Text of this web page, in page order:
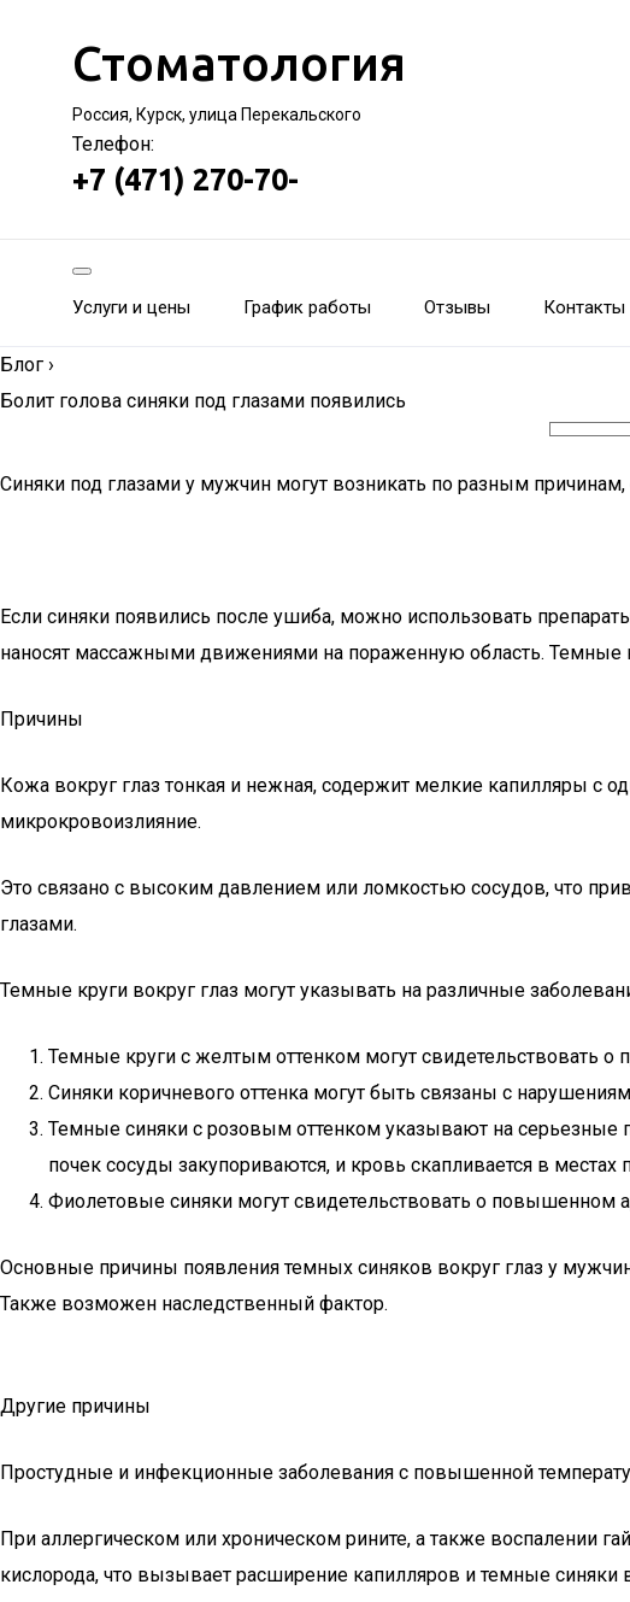
Стоматология
Россия, Курск, улица Перекальского
Телефон:
+7 (471) 270-70-
Услуги и цены График работы Отзывы Контакты
Блог ›
Болит голова синяки под глазами появились
Синяки под глазами у мужчин могут возникать по разным
Если синяки появились после ушиба, можно использовать
наносят массажными движениями на пораженную область. Темные
Причины
Кожа вокруг глаз тонкая и нежная, содержит мелкие капилляры с
микрокровоизлияние.
Это связано с высоким давлением или ломкостью сосудов, что
глазами.
Темные круги вокруг глаз могут указывать на различные
Темные круги с желтым оттенком могут свидетельствовать
Синяки коричневого оттенка могут быть связаны с
Темные синяки с розовым оттенком указывают на
почек сосуды закупориваются, и кровь скапливается в местах
Фиолетовые синяки могут свидетельствовать о повышенном
Основные причины появления темных синяков вокруг глаз у
Также возможен наследственный фактор.
Другие причины
Простудные и инфекционные заболевания с повышенной
При аллергическом или хроническом рините, а также воспалении
кислорода, что вызывает расширение капилляров и темные синяки